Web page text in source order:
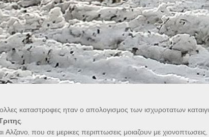
καταστροφες ηταν ο απολογισμος των ισχυροτατων
που σε μερικες περιπτωσεις μοιαζουν με χιονοπτωσεις,